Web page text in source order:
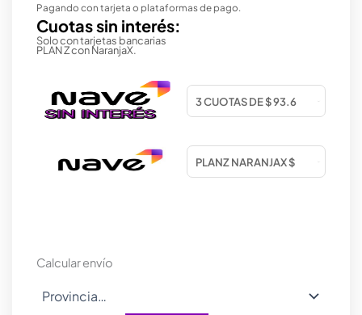
Pagando con tarjeta o plataformas de pago.
Cuotas sin interés:
Solo con tarjetas bancarias
PLAN Z con NaranjaX.
Calcular envío